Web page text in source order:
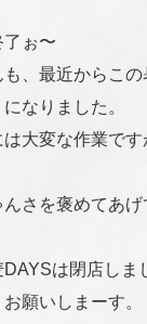
ぉ〜
、最近からこの
なりました。
大変な作業で
さを褒めてあ
は閉店しま
願いしまーす。